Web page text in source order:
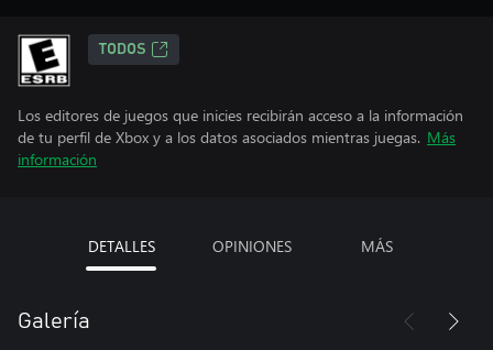
TODOS
Los editores de juegos que inicies recibirán acceso a la información
de tu perfil de Xbox y a los datos asociados mientras juegas. Más
información
DETALLES OPINIONES MÁS
Galería